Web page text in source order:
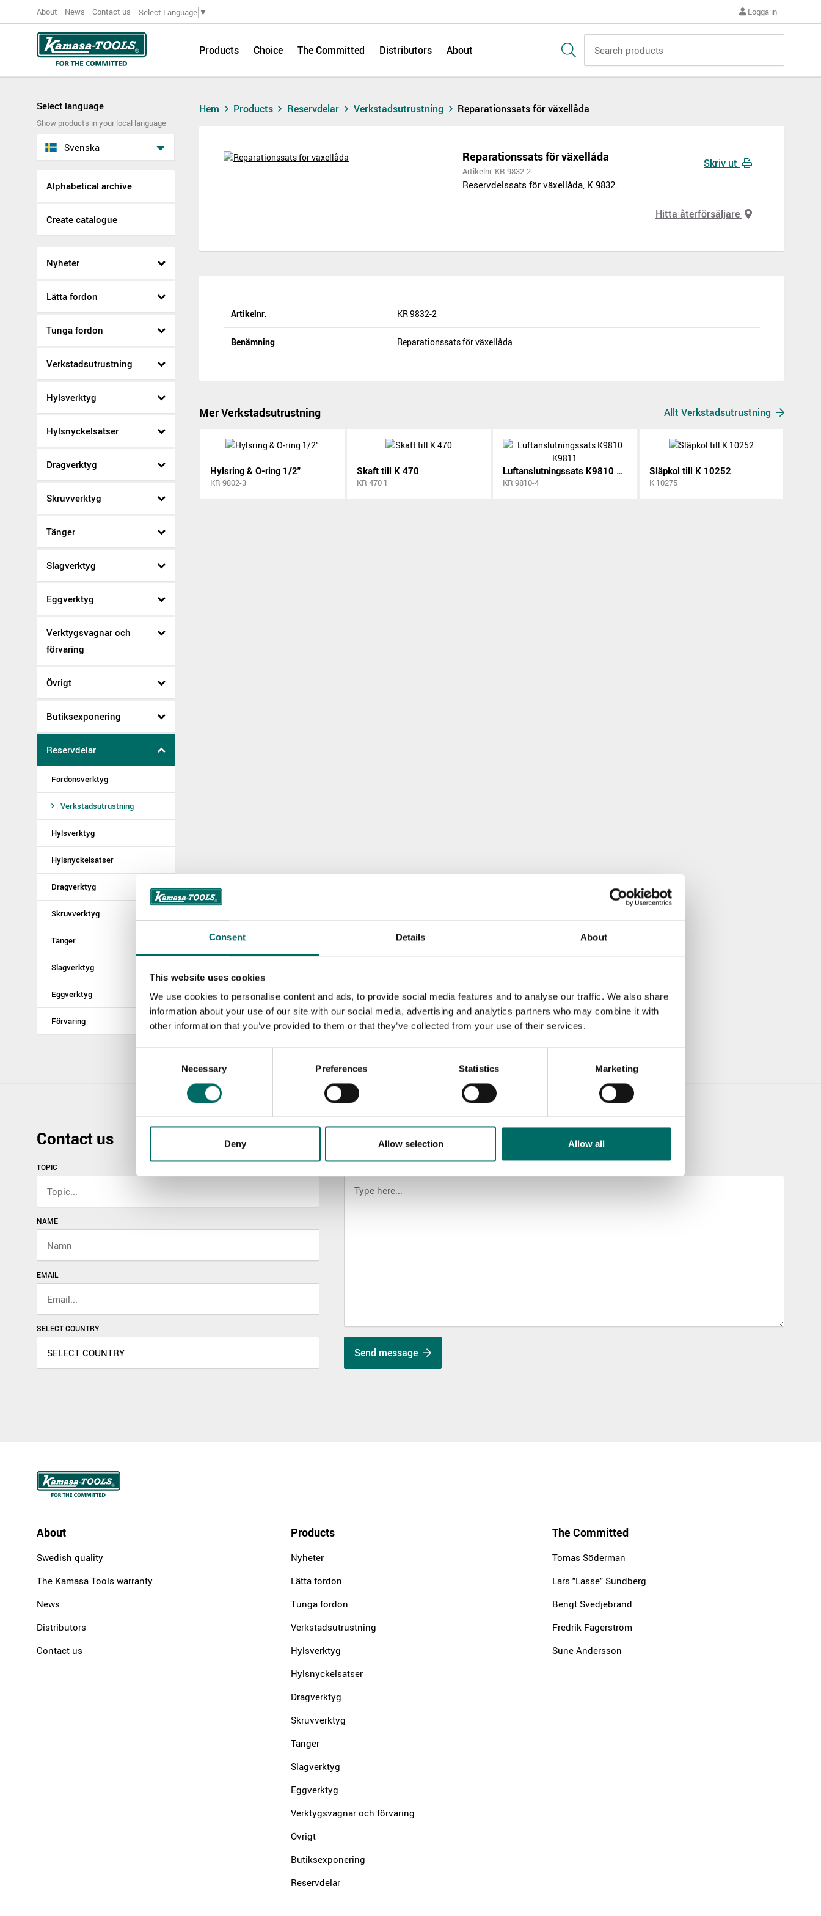
Consent Details About
This website uses cookies
We use cookies to personalise content and ads, to provide social media features and to analyse our traffic. We also share
information about your use of our site with our social media, advertising and analytics partners who may combine it with
other information that you’ve provided to them or that they’ve collected from your use of their services.
Necessary Preferences Statistics Marketing
Deny Allow selection Allow all
About News Contact us Select Language ▼ Logga in
Products Choice The Committed Distributors About
Select language
Show products in your local language
Svenska
Alphabetical archive
Create catalogue
Nyheter
Lätta fordon
Tunga fordon
Verkstadsutrustning
Hylsverktyg
Hylsnyckelsatser
Dragverktyg
Skruvverktyg
Tänger
Slagverktyg
Eggverktyg
Verktygsvagnar och
förvaring
Övrigt
Butiksexponering
Reservdelar
Fordonsverktyg
Verkstadsutrustning
Hylsverktyg
Hylsnyckelsatser
Dragverktyg
Skruvverktyg
Tänger
Slagverktyg
Eggverktyg
Förvaring
Hem Products Reservdelar Verkstadsutrustning Reparationssats för växellåda
Reparationssats för växellåda
Artikelnr. KR 9832-2
Reservdelssats för växellåda, K 9832.
Skriv ut
Hitta återförsäljare
Artikelnr. KR 9832-2
Benämning Reparationssats för växellåda
Mer Verkstadsutrustning Allt Verkstadsutrustning
Hylsring & O-ring 1/2"
KR 9802-3
Skaft till K 470
KR 470 1
Luftanslutningssats K9810 K9811
KR 9810-4
Släpkol till K 10252
K 10275
Contact us
TOPIC
NAME
EMAIL
SELECT COUNTRY
Send message
About
Swedish quality
The Kamasa Tools warranty
News
Distributors
Contact us
Products
Nyheter
Lätta fordon
Tunga fordon
Verkstadsutrustning
Hylsverktyg
Hylsnyckelsatser
Dragverktyg
Skruvverktyg
Tänger
Slagverktyg
Eggverktyg
Verktygsvagnar och förvaring
Övrigt
Butiksexponering
Reservdelar
The Committed
Tomas Söderman
Lars "Lasse" Sundberg
Bengt Svedjebrand
Fredrik Fagerström
Sune Andersson